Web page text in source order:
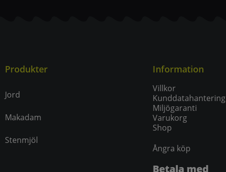
Produkter
Jord
Makadam
Stenmjöl
Information
Villkor
Kunddatahantering
Miljögaranti
Varukorg
Shop
Ångra köp
Betala med